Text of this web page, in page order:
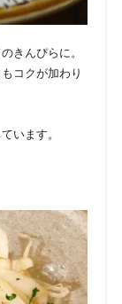
きんぴらに。
コクが加わり
います。